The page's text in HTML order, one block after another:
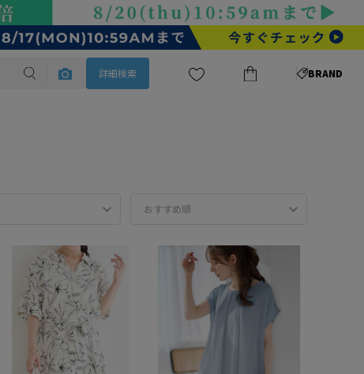
詳細検索 BRAND
おすすめ順